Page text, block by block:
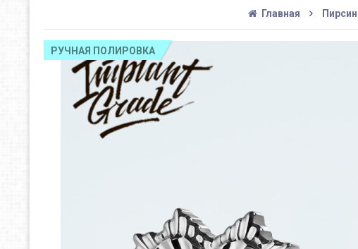
Главная
РУЧНАЯ ПОЛИРОВКА